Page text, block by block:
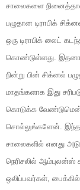
சாலைகளை
பழுதான டிராபிக்
ஒரு டிராபிக் லைட்
கொண்டுள்ளது.
நின்று பின் சிக்னல்
மாதங்களாக இது
கொடுக்க
சொல்லுங்களேன். இந்த
சாலைகளில் எனது
நெரிசலில்
ஒலிப்பவர்கள்,